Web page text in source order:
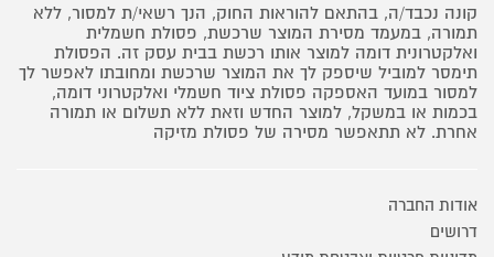
קונה נכבד/ה, בהתאם להוראות החוק, הנך רשאי/ת למסור, ללא
תמורה, במעמד מסירת המוצר שרכשת, פסולת חשמלית
ואלקטרונית דומה למוצר אותו רכשת בבית עסק זה. הפסולת
תימסר למוביל שיספק לך את המוצר שרכשת ומחובתו לאפשר לך
למסור במועד האספקה פסולת ציוד חשמלי ואלקטרוני דומה,
בכמות או במשקל, למוצר החדש וזאת ללא תשלום או תמורה
אחרת. לא תתאפשר מסירה של פסולת מזיקה
אודות החברה
דרושים